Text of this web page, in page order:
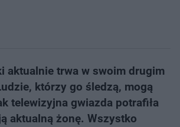
aktualnie trwa w swoim drugim
którzy go śledzą, mogą
telewizyjna gwiazda potrafiła
aktualną żonę. Wszystko